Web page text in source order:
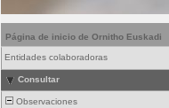
Página de inicio de Ornitho Euskadi
Entidades colaboradoras
Consultar
Observaciones